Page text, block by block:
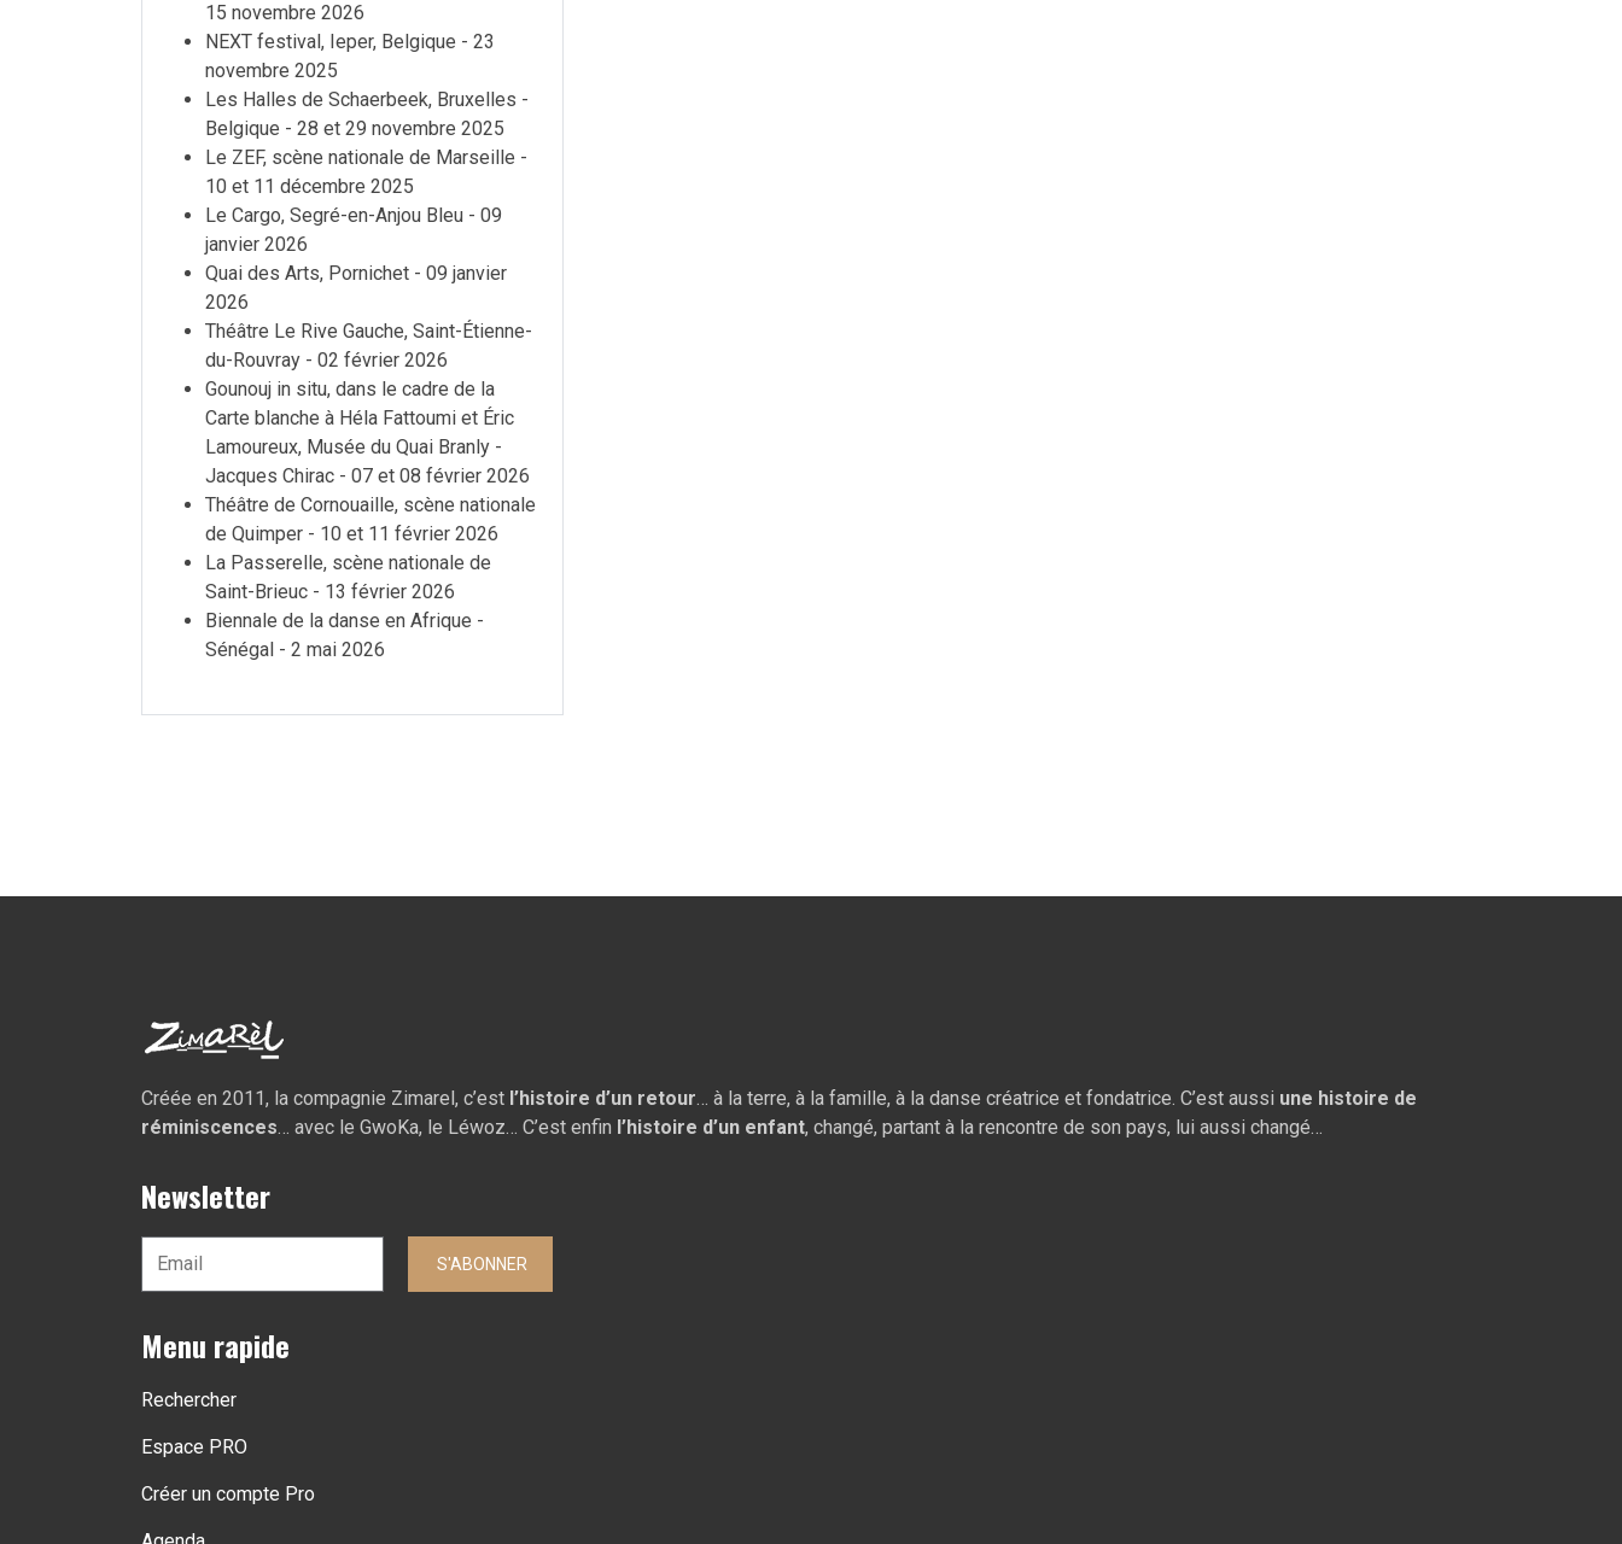
15 novembre 2026
NEXT festival, Ieper, Belgique - 23
novembre 2025
Les Halles de Schaerbeek, Bruxelles -
Belgique - 28 et 29 novembre 2025
Le ZEF, scène nationale de Marseille -
10 et 11 décembre 2025
Le Cargo, Segré-en-Anjou Bleu - 09
janvier 2026
Quai des Arts, Pornichet - 09 janvier
2026
Théâtre Le Rive Gauche, Saint-Étienne-
du-Rouvray - 02 février 2026
Gounouj in situ, dans le cadre de la
Carte blanche à Héla Fattoumi et Éric
Lamoureux, Musée du Quai Branly -
Jacques Chirac - 07 et 08 février 2026
Théâtre de Cornouaille, scène nationale
de Quimper - 10 et 11 février 2026
La Passerelle, scène nationale de
Saint-Brieuc - 13 février 2026
Biennale de la danse en Afrique -
Sénégal - 2 mai 2026
Créée en 2011, la compagnie Zimarel, c’est l’histoire d’un retour… à la terre, à la famille, à la danse créatrice et fondatrice. C’est aussi une histoire de
réminiscences… avec le GwoKa, le Léwoz… C’est enfin l’histoire d’un enfant, changé, partant à la rencontre de son pays, lui aussi changé…
Newsletter
S'ABONNER
Menu rapide
Rechercher
Espace PRO
Créer un compte Pro